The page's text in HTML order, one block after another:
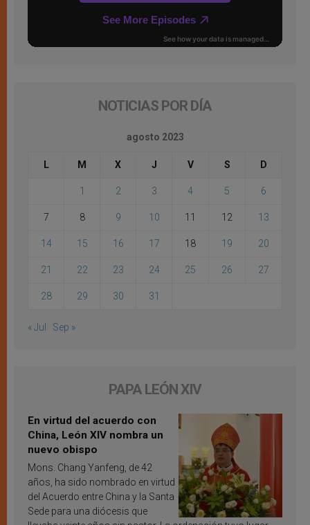
NOTICIAS POR DÍA
agosto 2023
L M X J V S D
1 2 3 4 5 6
7 8 9 10 11 12 13
14 15 16 17 18 19 20
21 22 23 24 25 26 27
28 29 30 31
« Jul Sep »
PAPA LEÓN XIV
En virtud del acuerdo con
China, León XIV nombra un
nuevo obispo
Mons. Chang Yanfeng, de 42
años, ha sido nombrado en virtud
del Acuerdo entre China y la Santa
Sede para una diócesis que